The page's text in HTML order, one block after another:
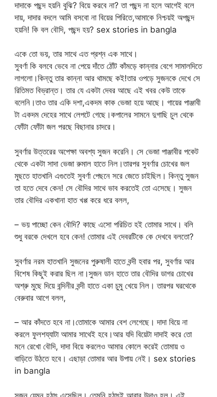
দাদাকে পছন্দ হয়নি বুঝি? বিয়ে করবে না? তা পছন্দ না হলে আগেই বলে
দায়, দাদার বদলে আমি বসবো না বিয়ের পিরিতে,আমাকে নিশ্চয়ই অপছন্দ
হয়নি! কি বল বৌদি, পছন্দ হয়? sex stories in bangla
একে তো ভয়, তার সাথে এত প্রশ্ন এক সাথে।
সুবর্ণা কি বলবে ভেবে না পেয়ে দাঁতে ঠোঁট কাঁমড়ে কান্নার বেগে সামালদিতে
লাগলো।কিন্তু তার কান্না আর থামছে কই!তার ওপড়ে সুজনকে দেখে সে
রিতিমত বিভ্রান্ত। তার যে একটা দেবর আছে এই খবর কেউ তাকে
বলেনি।তাও তার একি দশা,একদম কাক ভেজা হয়ে আছে। গায়ের পাঞ্জাবী
টা একদম দেহের সাথে লেপটে গেছে।কপালের সামনে দুগাছি চুল থেকে
ফোঁটা ফোঁটা জল পরছে বিছানার চাদরে।
সুবর্ণার উত্তরের অপেক্ষা অবশ্য সুজন করেনি। সে ভেজা পাঞ্জাবীর পকেট
থেকে একটা সাদা ভেজা রুমাল হাতে নিল।তারপর সুবর্ণার চোখের জল
মুছতে হাতখানি এগুতেই সুবর্ণা পেছনে সরে জেতে চাইছিল। কিন্তু সুজন
তা হতে দেবে কেন! সে বৌদির সাথে ভাব করতেই তো এসেছে। সুজন
তার বৌদির একখানা হাত খপ্প করে ধরে বলল,
– ভয় পাচ্ছো কেন বৌদি? কাছে এসো পরিচিত হই তোমার সাথে। বলি
শুধু বরকে দেখলে হবে কেন! তোমার এই দেবরটিকে কে দেখবে বলতো?
সুবর্ণার নরম হাতখানি সুজনের পুরুষালী হাতে বন্দী হবার পর, সুবর্ণার আর
বিশেষ কিছুই করার ছিল না।সুজন ডান হাতে তার বৌদির ডাগর চোখের
অশ্রু মুছে দিয়ে বন্দিনীর বন্দী হাতে একা চুমু খেয়ে নিল। তারপর ঘরথেকে
বেরুবার আগে বলল,
– আর কাঁদতে হবে না।তোমাকে আমার বেশ লেগেছে। দাদা বিয়ে না
করলে ফুলশয্যাটা আমার সাথেই হবে।আর যদি বিয়েটা দাদাই করে তো
মনে রেখো বৌদি, দাদা বিয়ে করলেও আমার কোলে করেই তোমায় ও
বাড়িতে উঠতে হবে। এছাড়া তোমার আর উপায় নেই। sex stories
in bangla